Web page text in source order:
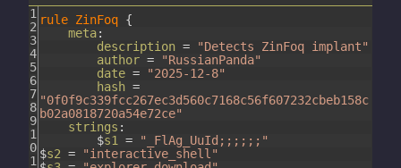
1
2
3
4
5
6
7
8
9
1
0
1
rule ZinFoq {
meta:
description =
"Detects ZinFoq implant"
author =
"RussianPanda"
date =
"2025-12-8"
hash =
"0f0f9c339fcc267ec3d560c7168c56f607232cbeb158c
b02a0818720a54e72ce"
strings :
$s1 =
"_FlAg_UuId;;;;;;"
$s2 =
"interactive_shell"